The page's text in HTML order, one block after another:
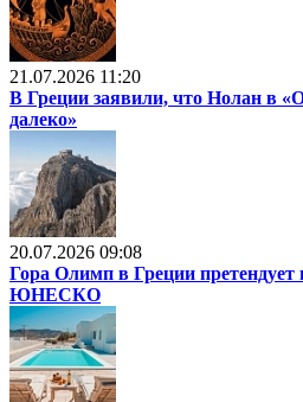
21.07.2026 11:20
В Греции заявили, что Нолан в
далеко»
20.07.2026 09:08
Гора Олимп в Греции претендует
ЮНЕСКО